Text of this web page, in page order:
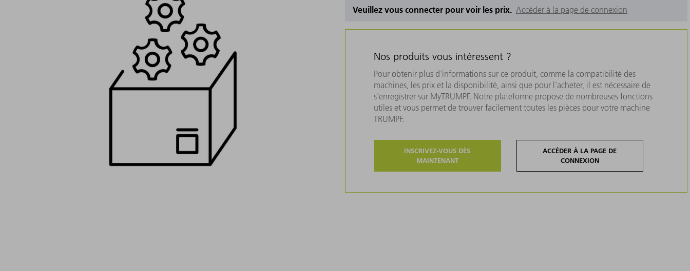
Veuillez vous connecter pour voir les prix. Accéder à la page de connexion
Nos produits vous intéressent ?
Pour obtenir plus d'informations sur ce produit, comme la compatibilité des
machines, les prix et la disponibilité, ainsi que pour l'acheter, il est nécessaire de
s'enregistrer sur MyTRUMPF. Notre plateforme propose de nombreuses fonctions
utiles et vous permet de trouver facilement toutes les pièces pour votre machine
TRUMPF.
INSCRIVEZ-VOUS DÈS
MAINTENANT
ACCÉDER À LA PAGE DE
CONNEXION